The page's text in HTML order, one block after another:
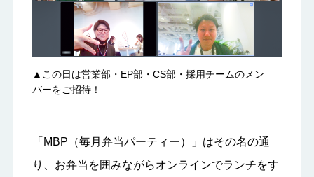
▲この日は営業部・EP部・CS部・採用チームのメン
バーをご招待！
「MBP（毎月弁当パーティー）」はその名の通
り、お弁当を囲みながらオンラインでランチをす